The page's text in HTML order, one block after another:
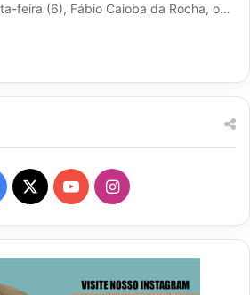
feira (6), Fábio Caioba da Rocha, o…
X YouTubeInstagram